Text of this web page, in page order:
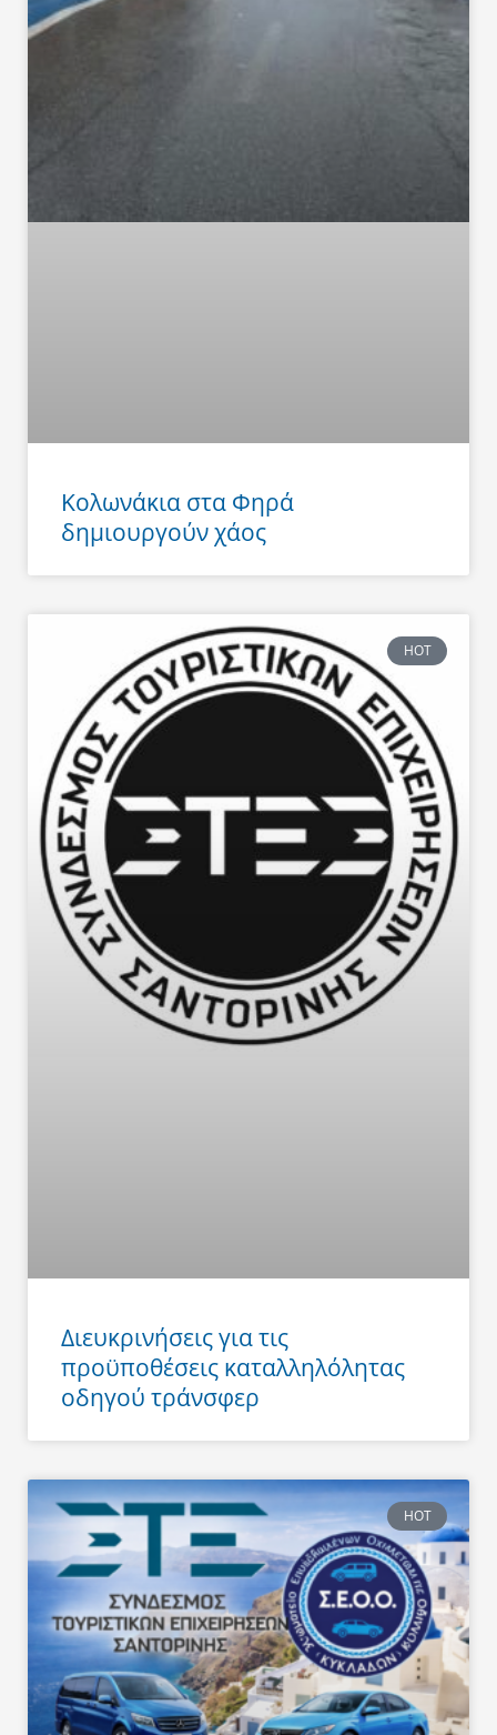
Κολωνάκια στα Φηρά
δημιουργούν χάος
HOT
Διευκρινήσεις για τις
προϋποθέσεις καταλληλόλητας
οδηγού τράνσφερ
HOT